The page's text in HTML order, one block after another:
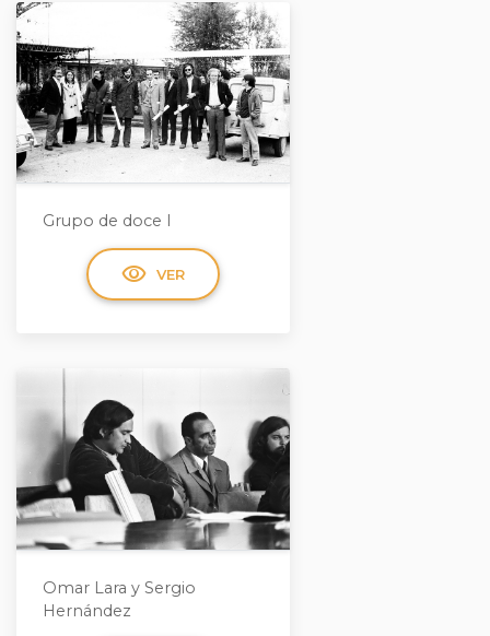
Grupo de doce I
visibility VER
Omar Lara y Sergio
Hernández